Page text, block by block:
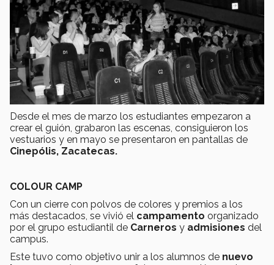
Desde el mes de marzo los estudiantes empezaron a
crear el guión, grabaron las escenas, consiguieron los
vestuarios y en mayo se presentaron en pantallas de
Cinepólis, Zacatecas.
COLOUR CAMP
Con un cierre con polvos de colores y premios a los
más destacados, se vivió el campamento organizado
por el grupo estudiantil de Carneros y admisiones del
campus.
Este tuvo como objetivo unir a los alumnos de nuevo